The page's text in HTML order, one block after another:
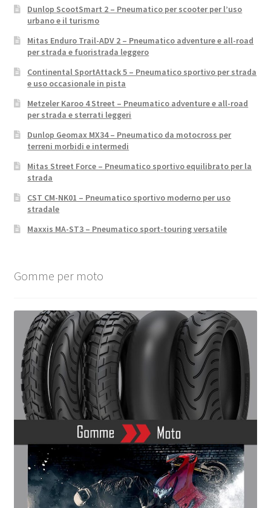
Dunlop ScootSmart 2 – Pneumatico per scooter per l’uso
urbano e il turismo
Mitas Enduro Trail-ADV 2 – Pneumatico adventure e all-road
per strada e fuoristrada leggero
Continental SportAttack 5 – Pneumatico sportivo per strada
e uso occasionale in pista
Metzeler Karoo 4 Street – Pneumatico adventure e all-road
per strada e sterrati leggeri
Dunlop Geomax MX34 – Pneumatico da motocross per
terreni morbidi e intermedi
Mitas Street Force – Pneumatico sportivo equilibrato per la
strada
CST CM-NK01 – Pneumatico sportivo moderno per uso
stradale
Maxxis MA-ST3 – Pneumatico sport-touring versatile
Gomme per moto